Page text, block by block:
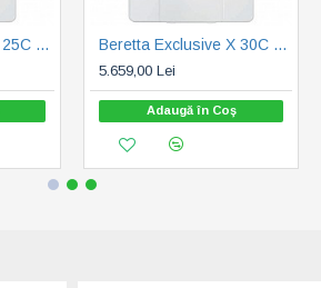
Beretta Exclusive X 25C (20187794) Beretta Exclusive X 30C (20187795)
5.659,00 Lei
Adaugă în Coş